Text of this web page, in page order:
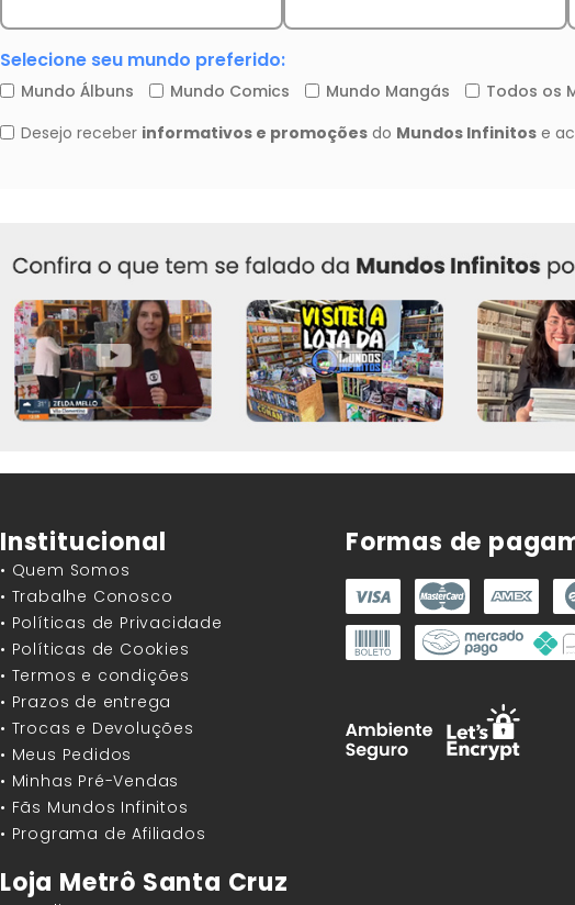
Institucional
• Quem Somos
• Trabalhe Conosco
• Políticas de Privacidade
• Políticas de Cookies
• Termos e condições
• Prazos de entrega
• Trocas e Devoluções
• Meus Pedidos
• Minhas Pré-Vendas
• Fãs Mundos Infinitos
• Programa de Afiliados
Loja Metrô Santa Cruz
Formas de